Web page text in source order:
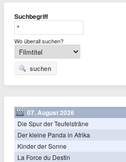
Suchbegriff
Wo überall suchen?
suchen
07. August 2026
Die Spur der Teufelsträne
Der kleine Panda in Afrika
Kinder der Sonne
La Force du Destin